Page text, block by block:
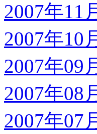
2007年11
2007年10
2007年09
2007年08
2007年07